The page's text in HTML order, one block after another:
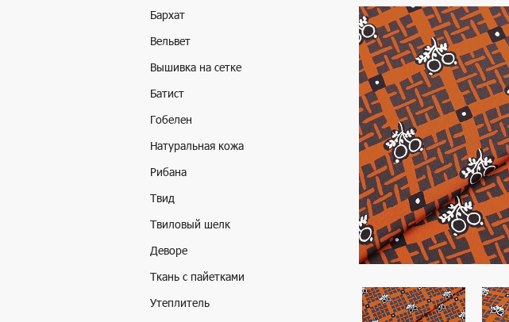
Бархат
Вельвет
Вышивка на сетке
Батист
Гобелен
Натуральная кожа
Рибана
Твид
Твиловый шелк
Деворе
Ткань с пайетками
Утеплитель